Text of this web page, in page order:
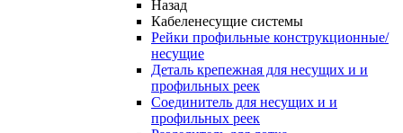
Назад
Кабеленесущие системы
Рейки профильные конструкционные/
несущие
Деталь крепежная для несущих и и
профильных реек
Соединитель для несущих и и
профильных реек